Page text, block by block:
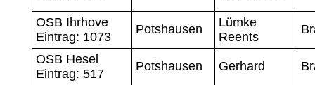
OSB Ihrhove
Eintrag: 1073
Potshausen
Lümke
Reents
OSB Hesel
Eintrag: 517
Potshausen Gerhard